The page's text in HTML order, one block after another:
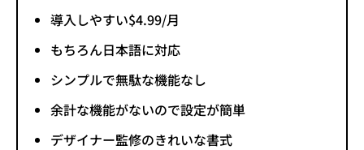
導入しやすい$4.99/月
もちろん日本語に対応
シンプルで無駄な機能なし
余計な機能がないので設定が簡単
デザイナー監修のきれいな書式